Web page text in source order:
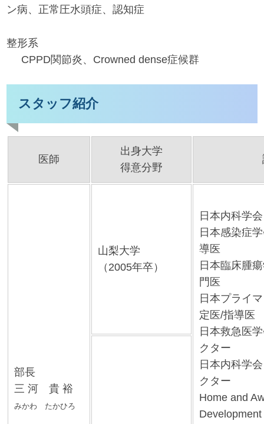
ン病、正常圧水頭症、認知症
整形系
CPPD関節炎、Crowned dense症候群
スタッフ紹介
医師
出身大学
得意分野
部長
三 河 貴 裕
みかわ たかひろ
山梨大学
（2005年卒）
日本内科学
日本感染症
導医
日本臨床腫
門医
日本プライ
定医/指導医
日本救急医
クター
日本内科学
クター
Home and